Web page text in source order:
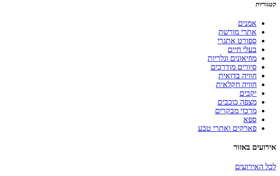
קטגוריות
אמנים
אתרי מורשת
ספורט אתגרי
בעלי חיים
מוזיאונים וגלריות
סיורים מודרכים
חוויה בדואית
חוויה חקלאית
יקבים
מצפה כוכבים
מרכזי מבקרים
ספא
פארקים ואתרי טבע
אירועים באזור
לכל האירועים